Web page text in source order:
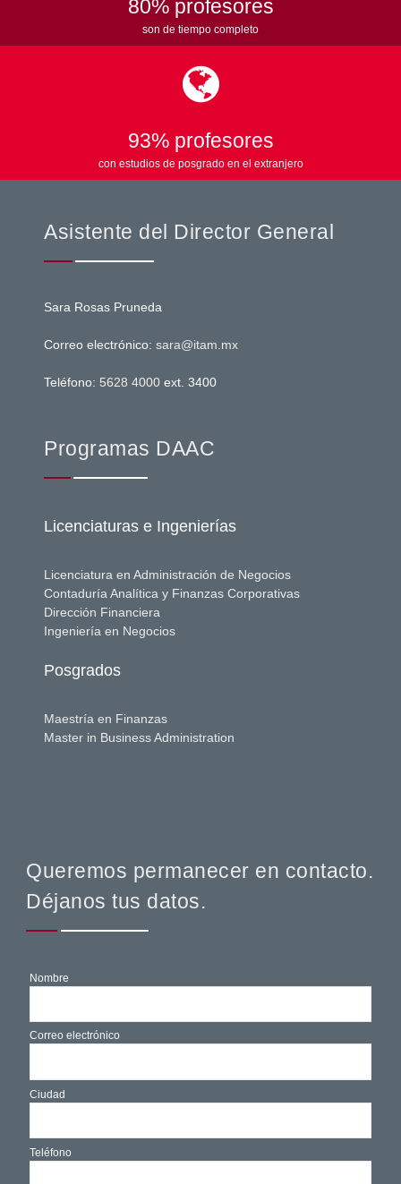
80% profesores
son de tiempo completo
93% profesores
con estudios de posgrado en el extranjero
Asistente del Director General
Sara Rosas Pruneda
Correo electrónico: sara@itam.mx
Teléfono: 5628 4000 ext. 3400
Programas DAAC
Licenciaturas e Ingenierías
Licenciatura en Administración de Negocios
Contaduría Analítica y Finanzas Corporativas
Dirección Financiera
Ingeniería en Negocios
Posgrados
Maestría en Finanzas
Master in Business Administration
Queremos permanecer en contacto.
Déjanos tus datos.
Nombre
Nombre
Correo electrónico
Correo electrónico
Ciudad
Ciudad
Teléfono